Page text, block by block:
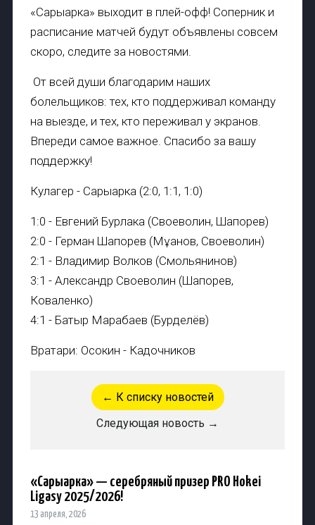
«Сарыарка» выходит в плей-офф! Соперник и
расписание матчей будут объявлены совсем
скоро, следите за новостями.
От всей души благодарим наших
болельщиков: тех, кто поддерживал команду
на выезде, и тех, кто переживал у экранов.
Впереди самое важное. Спасибо за вашу
поддержку!
Кулагер - Сарыарка (2:0, 1:1, 1:0)
1:0 - Евгений Бурлака (Своеволин, Шапорев)
2:0 - Герман Шапорев (Мұқанов, Своеволин)
2:1 - Владимир Волков (Смольянинов)
3:1 - Александр Своеволин (Шапорев,
Коваленко)
4:1 - Батыр Марқабаев (Бурделёв)
Вратари: Осокин - Кадочников
← К списку новостей
Следующая новость →
«Сарыарка» — серебряный призер PRO Hokei
Ligasy 2025/2026!
13 апреля, 2026